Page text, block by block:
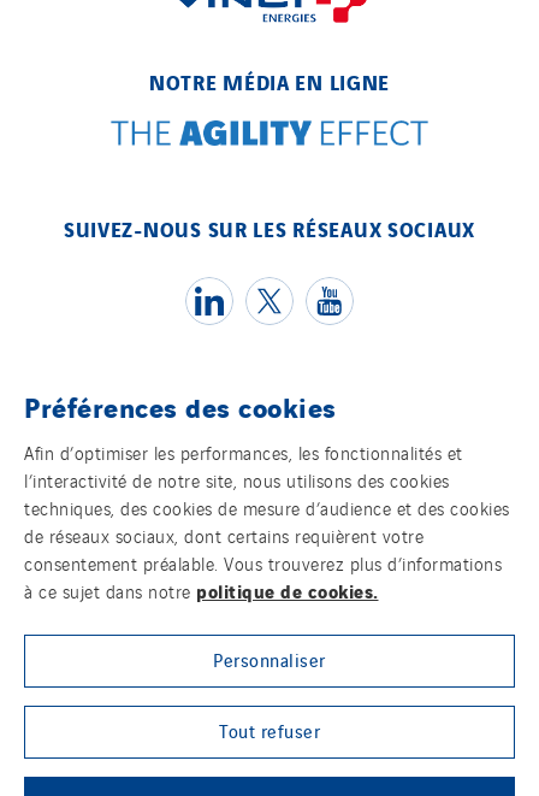
NOTRE MÉDIA EN LIGNE
SUIVEZ-NOUS SUR LES RÉSEAUX SOCIAUX
Témoins
Mentions légales
Politique de confidentialité des données
Contact
Plan d’accessibilité 2026-2029 | Instech
Télécommunication – Axians Canada
Sites du groupe
Sylvestre Energies
Telematic Solutions
TG Concept
Top Thermique
Travesset Beziers
Tunzini Grand Ouest
TUNZINI Nucléaire
Tunzini Paris
Tunzini Toulouse
Tunzini Troyes
Valentin
VINCI Stiftung
Préférences des cookies
Afin d’optimiser les performances, les fonctionnalités et
l’interactivité de notre site, nous utilisons des cookies
techniques, des cookies de mesure d’audience et des cookies
de réseaux sociaux, dont certains requièrent votre
consentement préalable. Vous trouverez plus d’informations
à ce sujet dans notre politique de cookies.
Personnaliser
Tout refuser